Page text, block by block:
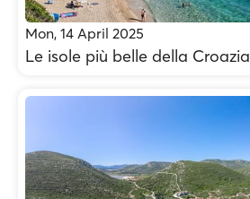
Mon, 14 April 2025
Le isole più belle della Croazia